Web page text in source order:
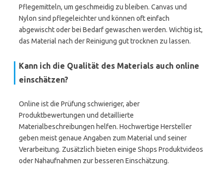
Pflegemitteln, um geschmeidig zu bleiben. Canvas und
Nylon sind pflegeleichter und können oft einfach
abgewischt oder bei Bedarf gewaschen werden. Wichtig ist,
das Material nach der Reinigung gut trocknen zu lassen.
Kann ich die Qualität des Materials auch online
einschätzen?
Online ist die Prüfung schwieriger, aber
Produktbewertungen und detaillierte
Materialbeschreibungen helfen. Hochwertige Hersteller
geben meist genaue Angaben zum Material und seiner
Verarbeitung. Zusätzlich bieten einige Shops Produktvideos
oder Nahaufnahmen zur besseren Einschätzung.